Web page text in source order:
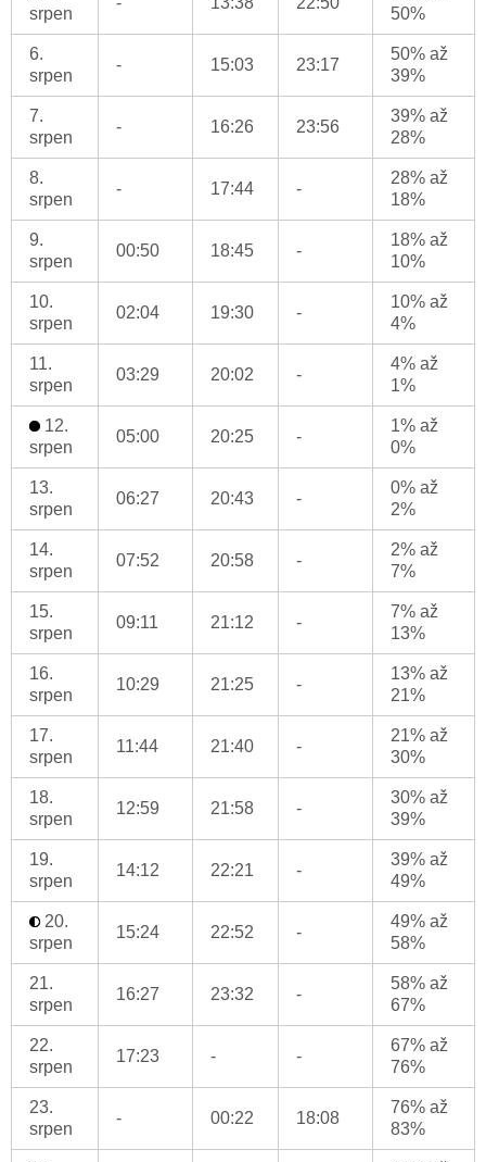
srpen
50%
6.
srpen
- 15:03 23:17
50% až
39%
7.
srpen
- 16:26 23:56
39% až
28%
8.
srpen
- 17:44 -
28% až
18%
9.
srpen
00:50 18:45 -
18% až
10%
10.
srpen
02:04 19:30 -
10% až
4%
11.
srpen
03:29 20:02 -
4% až
1%
12.
srpen
05:00 20:25 -
1% až
0%
13.
srpen
06:27 20:43 -
0% až
2%
14.
srpen
07:52 20:58 -
2% až
7%
15.
srpen
09:11 21:12 -
7% až
13%
16.
srpen
10:29 21:25 -
13% až
21%
17.
srpen
11:44 21:40 -
21% až
30%
18.
srpen
12:59 21:58 -
30% až
39%
19.
srpen
14:12 22:21 -
39% až
49%
20.
srpen
15:24 22:52 -
49% až
58%
21.
srpen
16:27 23:32 -
58% až
67%
22.
srpen
17:23 - -
67% až
76%
23.
srpen
- 00:22 18:08
76% až
83%